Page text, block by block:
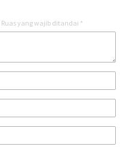
Ruas yang wajib ditandai *